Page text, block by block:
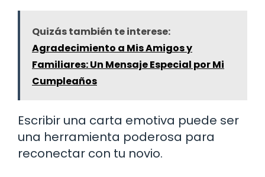
Quizás también te interese:
Agradecimiento a Mis Amigos y
Familiares: Un Mensaje Especial por Mi
Cumpleaños
Escribir una carta emotiva puede ser
una herramienta poderosa para
reconectar con tu novio.